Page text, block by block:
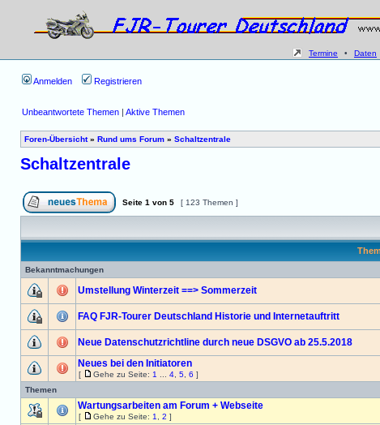
Termine • Daten
Anmelden Registrieren
Unbeantwortete Themen | Aktive Themen
Foren-Übersicht» Rund ums Forum » Schaltzentrale
Schaltzentrale
Seite 1 von 5 [ 123 Themen ]
Bekanntmachungen
Umstellung Winterzeit ==> Sommerzeit
FAQ FJR-Tourer Deutschland Historie und Internetauftritt
Neue Datenschutzrichtline durch neue DSGVO ab 25.5.2018
Neues bei den Initiatoren
[ Gehe zu Seite: 1 4 5 6 ]
Themen
Wartungsarbeiten am Forum + Webseite
[ Gehe zu Seite: 1 2 ]